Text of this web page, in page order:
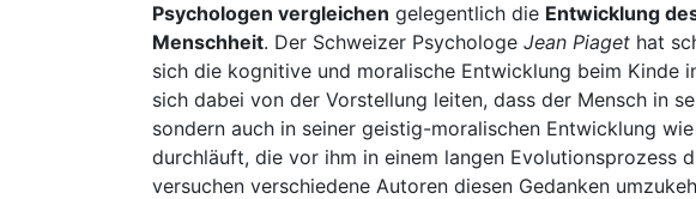
Psychologen vergleichen gelegentlich die Entwicklung
Menschheit. Der Schweizer Psychologe Jean Piaget hat
sich die kognitive und moralische Entwicklung beim Kinde
sich dabei von der Vorstellung leiten, dass der Mensch in
sondern auch in seiner geistig-moralischen Entwicklung
durchläuft, die vor ihm in einem langen Evolutionsprozess
versuchen verschiedene Autoren diesen Gedanken